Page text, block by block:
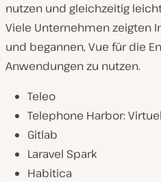
nutzen und gleichzeitig
Viele Unternehmen zeigten
und begannen, Vue für die
Anwendungen zu nutzen.
Teleo
Telephone Harbor:
Gitlab
Laravel Spark
Habitica